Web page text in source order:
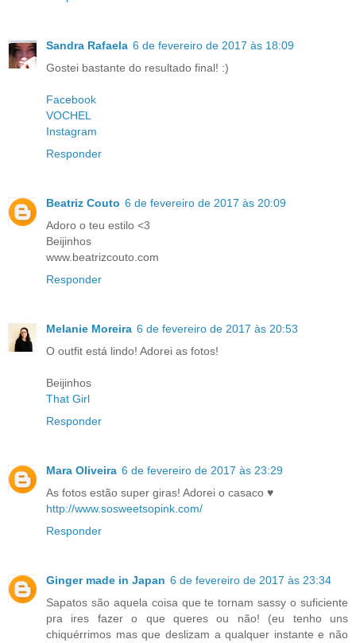
Sandra Rafaela 6 de fevereiro de 2017 às 18:09
Gostei bastante do resultado final! :)
Facebook
VOCHEL
Instagram
Responder
Beatriz Couto 6 de fevereiro de 2017 às 20:09
Adoro o teu estilo <3
Beijinhos
www.beatrizcouto.com
Responder
Melanie Moreira 6 de fevereiro de 2017 às 20:53
O outfit está lindo! Adorei as fotos!
Beijinhos
That Girl
Responder
Mara Oliveira 6 de fevereiro de 2017 às 23:29
As fotos estão super giras! Adorei o casaco ♥
http://www.sosweetsopink.com/
Responder
Ginger made in Japan 6 de fevereiro de 2017 às 23:34
Sapatos são aquela coisa que te tornam sassy o suficiente
pra ires fazer o que queres ou não! (eu tenho uns
chiquérrimos mas que deslizam a qualquer instante e não